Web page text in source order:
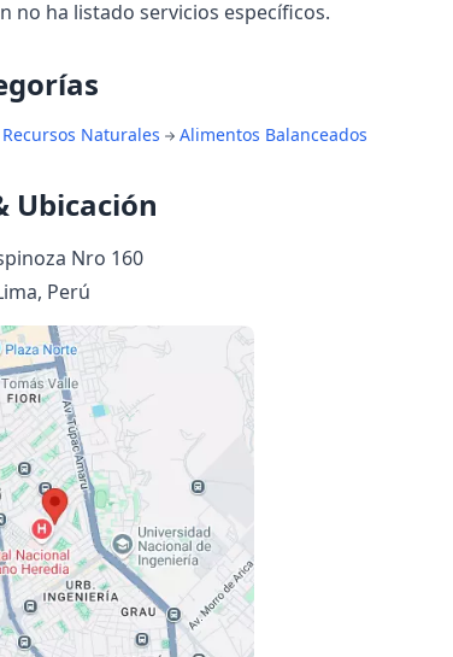
no ha listado servicios específicos.
Naturales Alimentos Balanceados
Ubicación
Nro 160
Perú